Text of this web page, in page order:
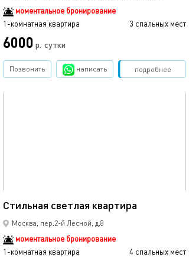
моментальное бронирование
1-комнатная квартира
3 спальных мест
6000 р. сутки
подробнее
Позвонить написать Забронировать
Стильная cветлая квартира
Москва, пер.2-й Лесной, д.8
моментальное бронирование
1-комнатная квартира
4 спальных мест